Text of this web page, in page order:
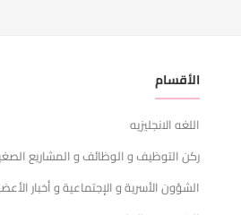
الأقسام
اللغه الانجليزيه
ركن التوظيف و الوظائف و المشاريع
الشؤون الأسرية و الإجتماعية و أخبار